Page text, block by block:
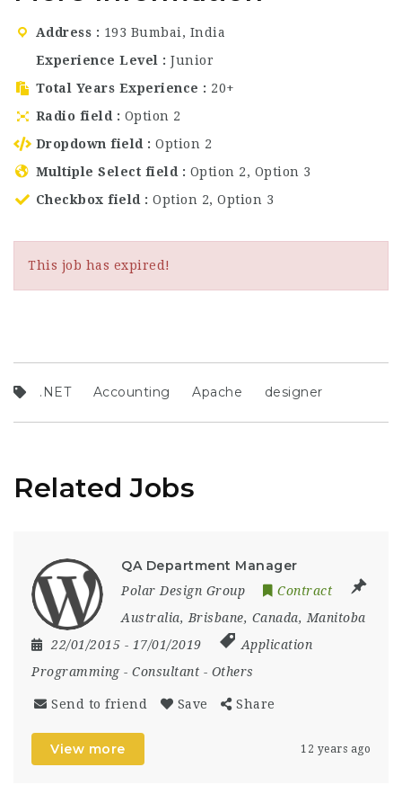
Address
193 Bumbai, India
Experience Level
Junior
Total Years Experience
20+
Radio field
Option 2
Dropdown field
Option 2
Multiple Select field
Option 2, Option 3
Checkbox field
Option 2, Option 3
This job has expired!
.NET Accounting Apache designer
Related Jobs
QA Department Manager
Polar Design Group
Contract
Australia, Brisbane, Canada, Manitoba
22/01/2015 - 17/01/2019
Application
Programming- Consultant - Others
Send to friend Save Share
View more 12 years ago